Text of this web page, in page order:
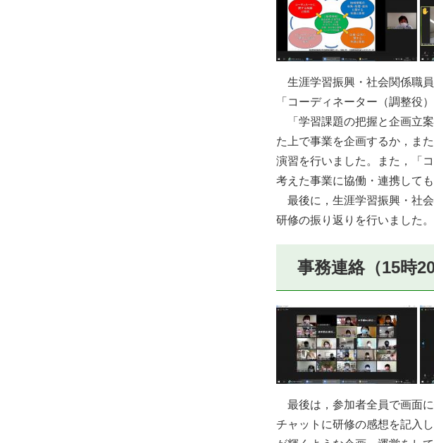
生涯学習振興・社会関係職
「コーディネーター（調整役
「学習課題の把握と企画立
た上で事業を企画するか，ま
演習を行いました。また，「
考えた事業に協働・連携して
最後に，生涯学習振興・社
研修の振り返りを行いました。
事務連絡（15時
最後は，参加者全員で画面
チャットに研修の感想を記入